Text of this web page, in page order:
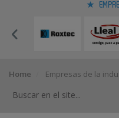
Home Empresas de la